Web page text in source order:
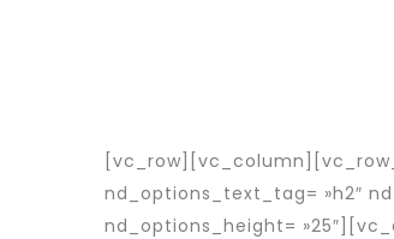
nd_options_text_tag= »h2″
nd_options_height=